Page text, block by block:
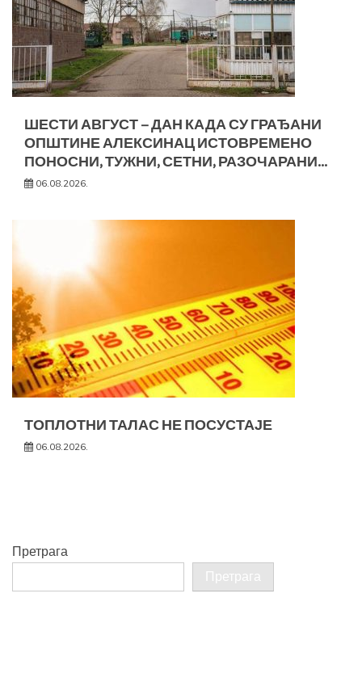
ШЕСТИ АВГУСТ – ДАН КАДА СУ ГРАЂАНИ
ОПШТИНЕ АЛЕКСИНАЦ ИСТОВРЕМЕНО
ПОНОСНИ, ТУЖНИ, СЕТНИ, РАЗОЧАРАНИ…
06.08.2026.
ТОПЛОТНИ ТАЛАС НЕ ПОСУСТАЈЕ
06.08.2026.
Претрага
Претрага